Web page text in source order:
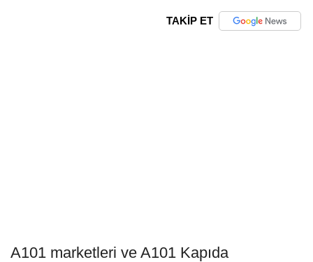
TAKİP ET
A101 marketleri ve A101 Kapıda